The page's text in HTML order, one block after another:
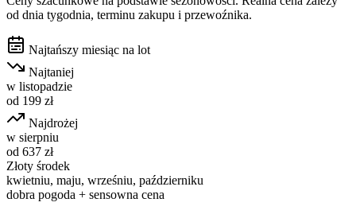
od dnia tygodnia, terminu zakupu i przewoźnika.
Najtańszy miesiąc na lot
Najtaniej
w listopadzie
od 199 zł
Najdrożej
w sierpniu
od 637 zł
Złoty środek
kwietniu, maju, wrześniu, październiku
dobra pogoda + sensowna cena